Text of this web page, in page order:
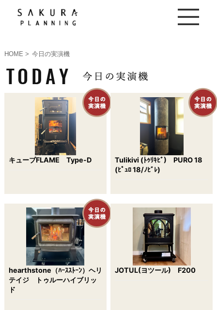
HOME 今日の実演機
キューブFLAME Type-D
Tulikivi (ﾄｩﾘｷﾋﾞ) PURO 18
(ﾋﾟｭﾛ 18/ﾉﾋﾞﾚ)
hearthstone（ﾊｰｽｽﾄｰﾝ）ヘリ
テイジ トゥルーハイブリッ
ド
JOTUL(ヨツール) F200